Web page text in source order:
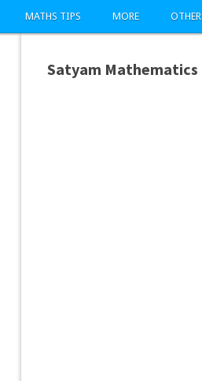
MATHS TIPS MORE OTHER
Satyam Mathematics